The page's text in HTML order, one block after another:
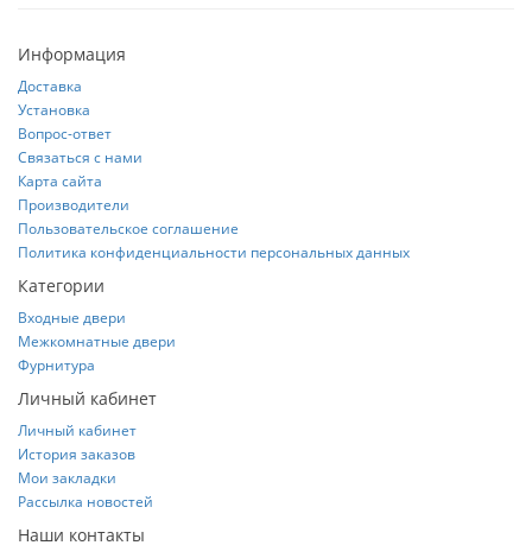
Информация
Доставка
Установка
Вопрос-ответ
Связаться с нами
Карта сайта
Производители
Пользовательское соглашение
Политика конфиденциальности персональных данных
Категории
Входные двери
Межкомнатные двери
Фурнитура
Личный кабинет
Личный кабинет
История заказов
Мои закладки
Рассылка новостей
Наши контакты